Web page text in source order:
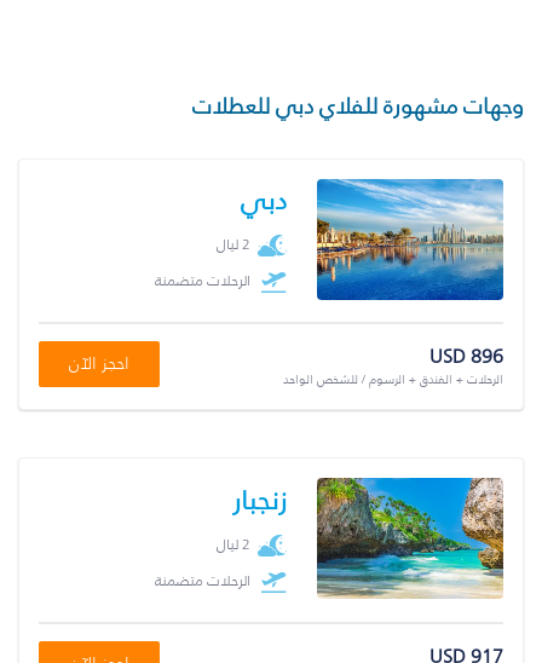
وجهات مشهورة للفلاي دبي للعطلات
دبي
2 ليال
الرحلات متضمنة
USD 896
الرحلات + الفندق + الرسوم / للشخص الواحد
احجز الآن
زنجبار
2 ليال
الرحلات متضمنة
USD 917